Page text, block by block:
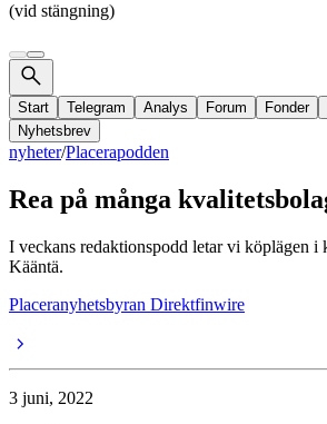
(vid stängning)
Start Telegram Analys Forum Fonder
Nyhetsbrev
nyheter/Placerapodden
Rea på många
I veckans redaktionspodd letar vi köplägen
Kääntä.
Placeranyhetsbyran Direktfinwire
3 juni, 2022